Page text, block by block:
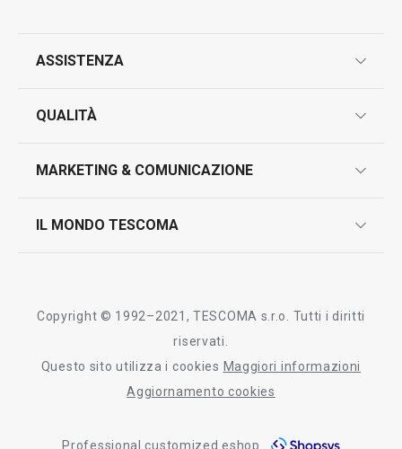
ASSISTENZA
contatti
QUALITÀ
test sui prodotti
MARKETING & COMUNICAZIONE
IL MONDO TESCOMA
Tescoma nel mondo
Copyright © 1992–2021, TESCOMA s.r.o. Tutti i diritti
riservati.
Questo sito utilizza i cookies Maggiori informazioni
Aggiornamento cookies
Professional customized eshop